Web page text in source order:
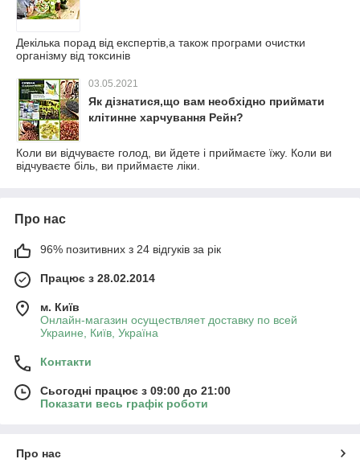
Декілька порад від експертів,а також програми очистки
організму від токсинів
03.05.2021
Як дізнатися,що вам необхідно приймати
клітинне харчування Рейн?
Коли ви відчуваєте голод, ви йдете і приймаєте їжу. Коли ви
відчуваєте біль, ви приймаєте ліки.
Про нас
96% позитивних з 24 відгуків за рік
Працює з 28.02.2014
м. Київ
Онлайн-магазин осуществляет доставку по всей
Украине, Київ, Україна
Контакти
Сьогодні працює з 09:00 до 21:00
Показати весь графік роботи
Про нас